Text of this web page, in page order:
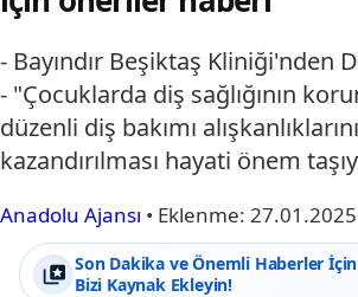
- Bayındır Beşiktaş Kliniği'nden
- "Çocuklarda diş sağlığının
düzenli diş bakımı
kazandırılması hayati önem
Anadolu Ajansı • Eklenme:
Son Dakika ve Önemli Haberler
Bizi Kaynak Ekleyin!